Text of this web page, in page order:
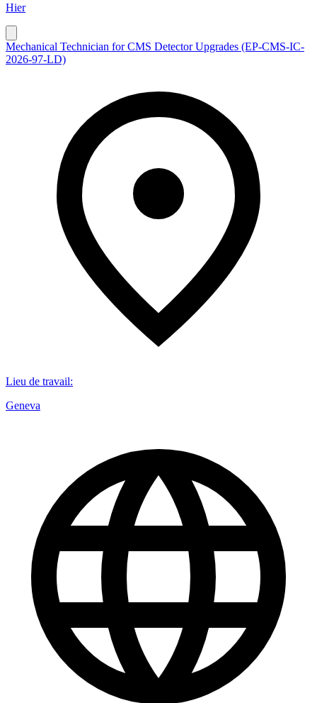
Hier
Mechanical Technician for CMS Detector Upgrades (EP-CMS-IC-
2026-97-LD)
Lieu de travail:
Geneva